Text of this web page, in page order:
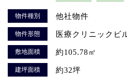
物件種別 他社物件
物件形態 医療クリニックビ
敷地面積 約105.78㎡
建坪面積 約32坪